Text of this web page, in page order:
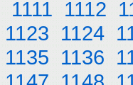
1111 1112
1123 1124
1135 1136